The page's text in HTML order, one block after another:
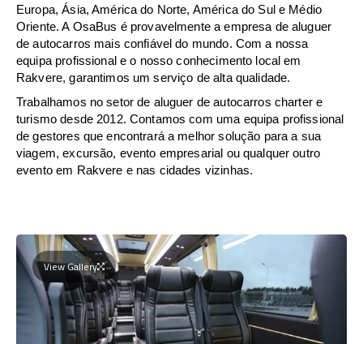
Europa, Ásia, América do Norte, América do Sul e Médio
Oriente. A OsaBus é provavelmente a empresa de aluguer
de autocarros mais confiável do mundo. Com a nossa
equipa profissional e o nosso conhecimento local em
Rakvere, garantimos um serviço de alta qualidade.
Trabalhamos no setor de aluguer de autocarros charter e
turismo desde 2012. Contamos com uma equipa profissional
de gestores que encontrará a melhor solução para a sua
viagem, excursão, evento empresarial ou qualquer outro
evento em Rakvere e nas cidades vizinhas.
View Gallery